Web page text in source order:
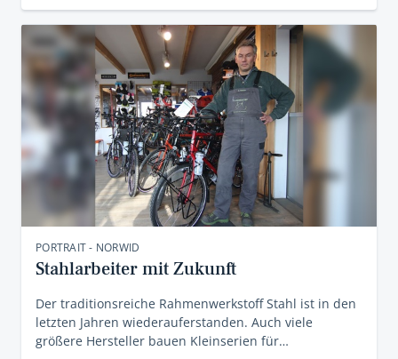
PORTRAIT - NORWID
Stahlarbeiter mit Zukunft
Der traditionsreiche Rahmenwerkstoff Stahl ist in den
letzten Jahren wiederauferstanden. Auch viele
größere Hersteller bauen Kleinserien für…